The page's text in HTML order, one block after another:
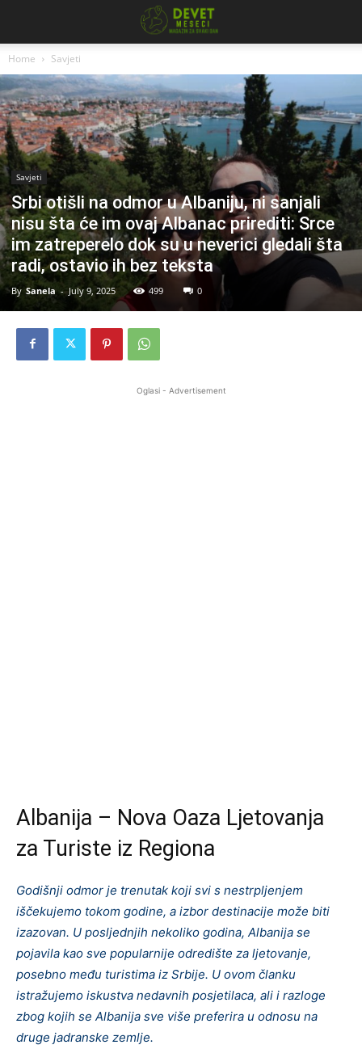
Home Savjeti
Savjeti
Srbi otišli na odmor u Albaniju, ni sanjali
nisu šta će im ovaj Albanac prirediti: Srce
im zatreperelo dok su u neverici gledali šta
radi, ostavio ih bez teksta
By Sanela - July 9, 2025 499 0
Oglasi - Advertisement
Albanija – Nova Oaza Ljetovanja
za Turiste iz Regiona
Godišnji odmor je trenutak koji svi s nestrpljenjem
iščekujemo tokom godine, a izbor destinacije može biti
izazovan. U posljednjih nekoliko godina, Albanija se
pojavila kao sve popularnije odredište za ljetovanje,
posebno među turistima iz Srbije. U ovom članku
istražujemo iskustva nedavnih posjetilaca, ali i razloge
zbog kojih se Albanija sve više preferira u odnosu na
druge jadranske zemlje.